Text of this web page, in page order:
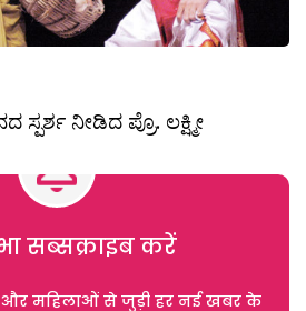
ನೀಡಿದ ಪ್ರೊ. ಲಕ್ಷ್ಮೀ
सब्सक्राइब करें
महिलाओं से जुड़ी हर नई खबर के